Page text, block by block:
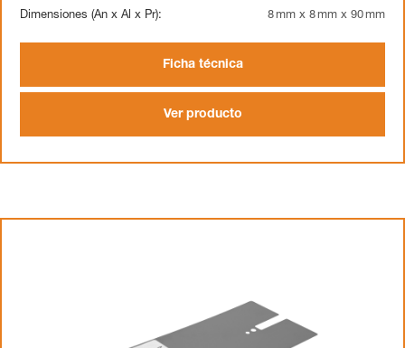
Dimensiones (An x Al x Pr): 8 mm x 8 mm x 90 mm
Ficha técnica
Ver producto